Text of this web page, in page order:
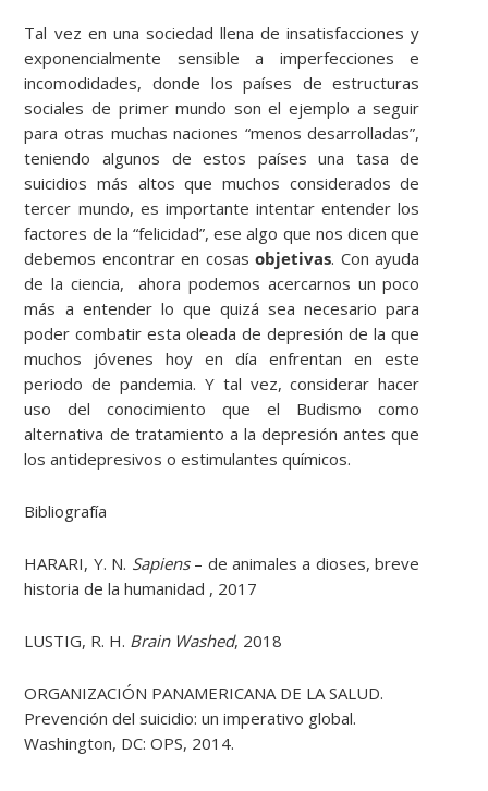
Tal vez en una sociedad llena de insatisfacciones y
exponencialmente sensible a imperfecciones e
incomodidades, donde los países de estructuras
sociales de primer mundo son el ejemplo a seguir
para otras muchas naciones “menos desarrolladas”,
teniendo algunos de estos países una tasa de
suicidios más altos que muchos considerados de
tercer mundo, es importante intentar entender los
factores de la “felicidad”, ese algo que nos dicen que
debemos encontrar en cosasobjetivas. Con ayuda
de la ciencia, ahora podemos acercarnos un poco
más a entender lo que quizá sea necesario para
poder combatir esta oleada de depresión de la que
muchos jóvenes hoy en día enfrentan en este
periodo de pandemia. Y tal vez, considerar hacer
uso del conocimiento que el Budismo como
alternativa de tratamiento a la depresión antes que
los antidepresivos o estimulantes químicos.
Bibliografía
HARARI, Y. N. Sapiens– de animales a dioses, breve
historia de la humanidad , 2017
LUSTIG, R. H. Brain Washed, 2018
ORGANIZACIÓN PANAMERICANA DE LA SALUD.
Prevención del suicidio: un imperativo global.
Washington, DC: OPS, 2014.